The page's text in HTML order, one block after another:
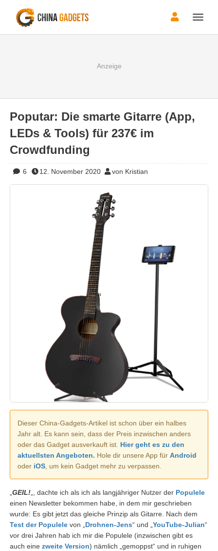
Toggle
Poputar: Die smarte Gitarre (App,
LEDs & Tools) für 237€ im
Crowdfunding
6 12. November 2020 von Kristian
Dieser China-Gadgets-Artikel ist schon über ein halbes
Jahr alt. Es kann sein, dass der Preis inzwischen anders
oder das Gadget ausverkauft ist. Hier geht es zu den
aktuellsten Angeboten. Hole dir unsere App für Android
oder iOS , um kein Gadget mehr zu verpassen.
GEIL! „, dachte ich als ich als langjähriger Nutzer der Populele
einen Newsletter bekommen habe, in dem mir geschrieben
wurde: Es gibt jetzt das gleiche Prinzip als Gitarre. Nach dem
Test der Populele von „ Drohnen-Jens“ und „ YouTube-Julian“
vor drei Jahren hab ich mir die Populele (inzwischen gibt es
auch eine zweite Version) nämlich „gemoppst“ und in ruhigen